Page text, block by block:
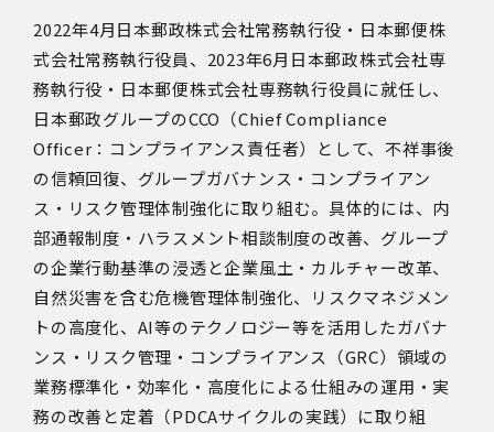
2022年4月日本郵政株式会社常務執行役・日本郵便株
式会社常務執行役員、2023年6月日本郵政株式会社専
務執行役・日本郵便株式会社専務執行役員に就任し、
日本郵政グループのCCO（Chief Compliance
Officer：コンプライアンス責任者）として、不祥事後
の信頼回復、グループガバナンス・コンプライアン
ス・リスク管理体制強化に取り組む。具体的には、内
部通報制度・ハラスメント相談制度の改善、グループ
の企業行動基準の浸透と企業風土・カルチャー改革、
自然災害を含む危機管理体制強化、リスクマネジメン
トの高度化、AI等のテクノロジー等を活用したガバナ
ンス・リスク管理・コンプライアンス（GRC）領域の
業務標準化・効率化・高度化による仕組みの運用・実
務の改善と定着（PDCAサイクルの実践）に取り組